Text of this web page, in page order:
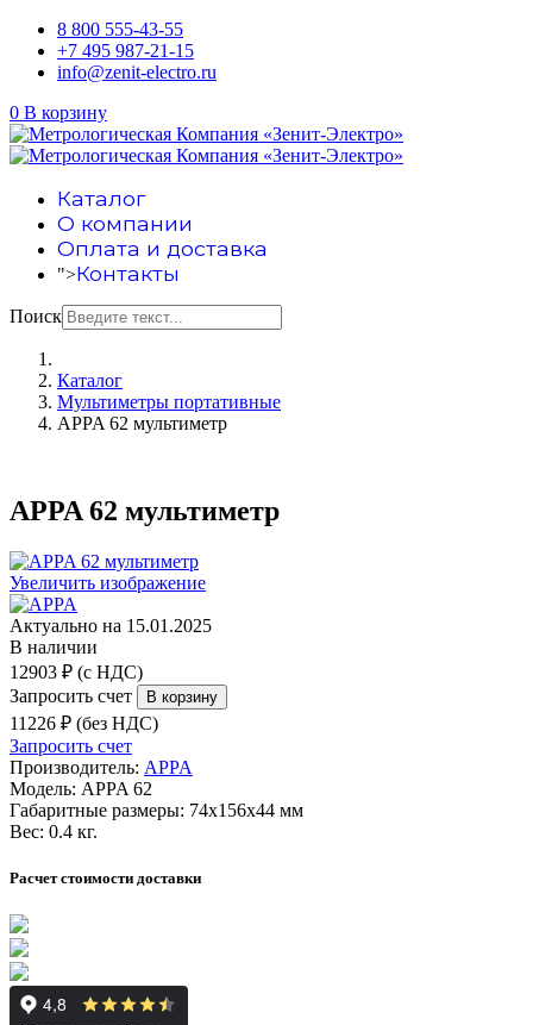
8 800 555-43-55
+7 495 987-21-15
info@zenit-electro.ru
0 В корзину
Каталог
О компании
Оплата и доставка
">Контакты
Поиск
Каталог
Мультиметры портативные
APPA 62 мультиметр
APPA 62 мультиметр
Увеличить изображение
Актуально на 15.01.2025
В наличии
12903 ₽ (с НДС)
Запросить счет
11226 ₽ (без НДС)
Запросить счет
Производитель: APPA
Модель: APPA 62
Габаритные размеры: 74х156х44 мм
Вес: 0.4 кг.
Расчет стоимости доставки